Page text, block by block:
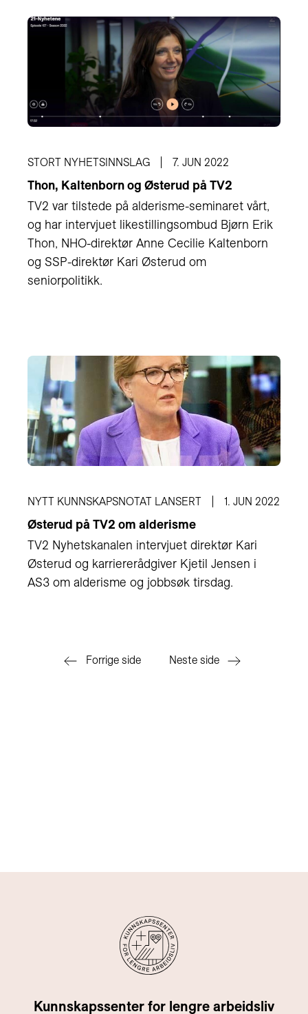
STORT NYHETSINNSLAG 7. JUN 2022
Thon, Kaltenborn og Østerud på TV2
TV2 var tilstede på alderisme-seminaret vårt,
og har intervjuet likestillingsombud Bjørn Erik
Thon, NHO-direktør Anne Cecilie Kaltenborn
og SSP-direktør Kari Østerud om
seniorpolitikk.
NYTT KUNNSKAPSNOTAT LANSERT 1. JUN 2022
Østerud på TV2 om alderisme
TV2 Nyhetskanalen intervjuet direktør Kari
Østerud og karriererådgiver Kjetil Jensen i
AS3 om alderisme og jobbsøk tirsdag.
Forrige side Neste side
Kunnskapssenter for lengre arbeidsliv